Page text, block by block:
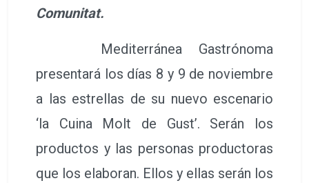
Comunitat.
Mediterránea Gastrónoma
presentará los días 8 y 9 de noviembre
a las estrellas de su nuevo escenario
‘la Cuina Molt de Gust’. Serán los
productos y las personas productoras
que los elaboran. Ellos y ellas serán los